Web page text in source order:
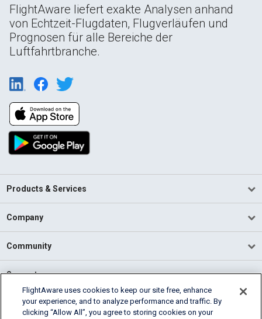
FlightAware liefert exakte Analysen anhand
von Echtzeit-Flugdaten, Flugverläufen und
Prognosen für alle Bereiche der
Luftfahrtbranche.
Products & Services
Company
Community
Support
English (USA)
2026 FlightAware
FlightAware uses cookies to keep our site free, enhance
your experience, and to analyze performance and traffic. By
clicking “Allow All”, you agree to storing cookies on your